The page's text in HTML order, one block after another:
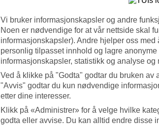
Vi bruker informasjonskapsler og andre
Noen er nødvendige for at vår nettside skal
informasjonskapsler). Andre hjelper oss
personlig tilpasset innhold og lagre
informasjonskapsler, statistikk og analyse
Ved å klikke på "Godta" godtar du bruken av
"Avvis" godtar du kun nødvendige
etter dine interesser.
Klikk på «Administrer» for å velge hvilke
godta eller avvise. Du kan alltid endre disse